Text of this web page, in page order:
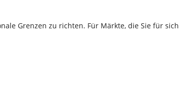
Grenzen zu richten. Für Märkte, die Sie für sich